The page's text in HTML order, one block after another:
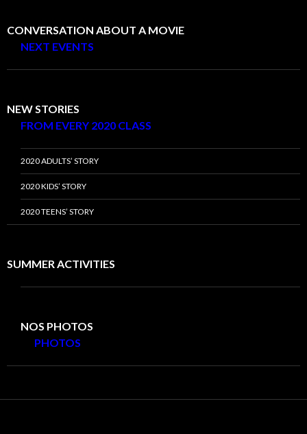
CONVERSATION ABOUT A MOVIE
NEXT EVENTS
NEW STORIES
FROM EVERY 2020 CLASS
2020 ADULTS’ STORY
2020 KIDS’ STORY
2020 TEENS’ STORY
SUMMER ACTIVITIES
NOS PHOTOS
PHOTOS